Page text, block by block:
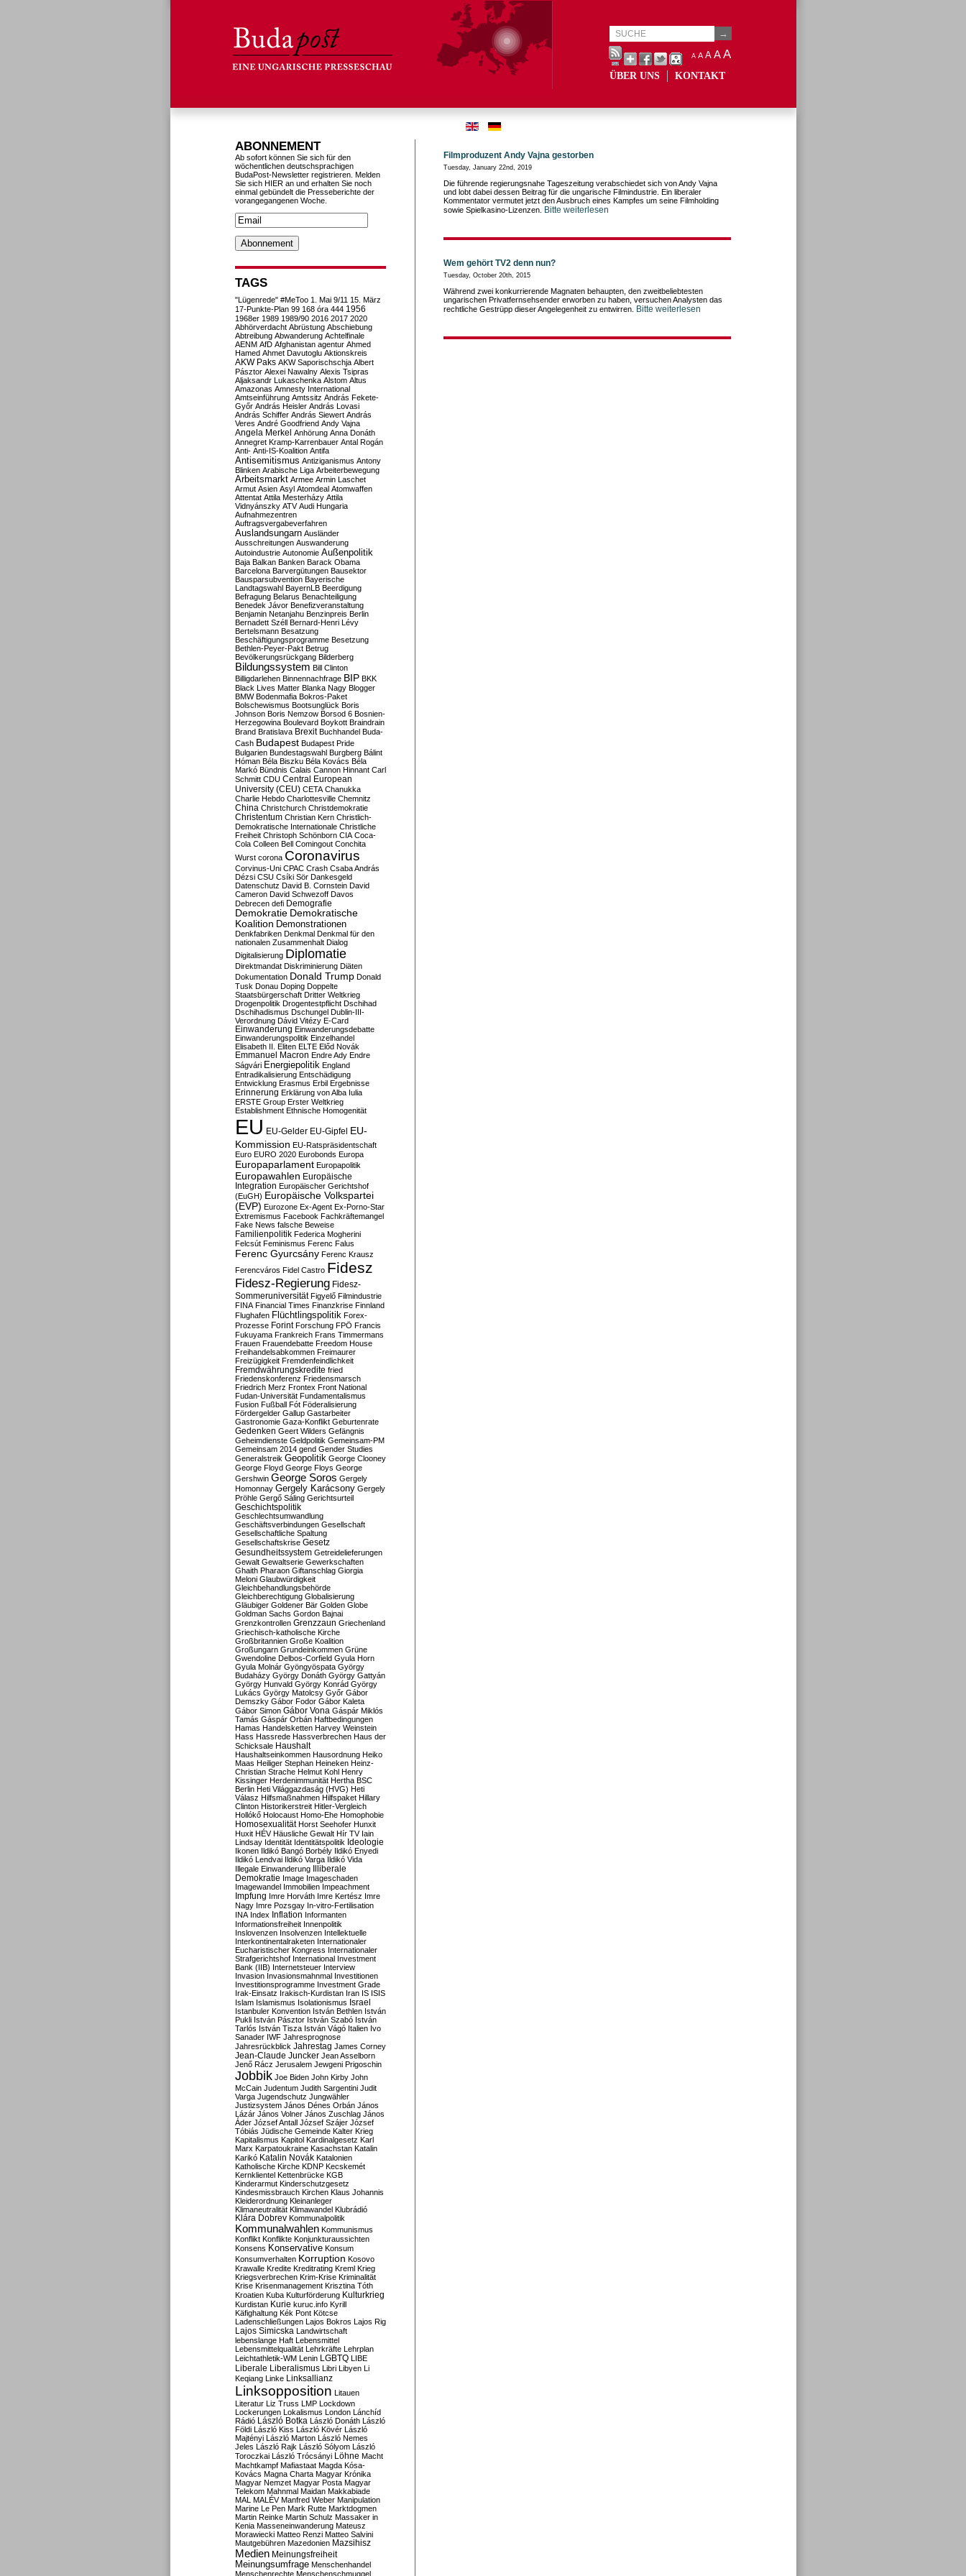
A A A AA
ÜBER UNS KONTAKT
Filmproduzent Andy Vajna gestorben
Tuesday, January 22nd, 2019
Die führende regierungsnahe Tageszeitung verabschiedet sich von Andy Vajna
und lobt dabei dessen Beitrag für die ungarische Filmindustrie. Ein liberaler
Kommentator vermutet jetzt den Ausbruch eines Kampfes um seine Filmholding
sowie Spielkasino-Lizenzen.
Bitte weiterlesen
Wem gehört TV2 denn nun?
Tuesday, October 20th, 2015
Während zwei konkurrierende Magnaten behaupten, den zweitbeliebtesten
ungarischen Privatfernsehsender erworben zu haben, versuchen Analysten das
rechtliche Gestrüpp dieser Angelegenheit zu entwirren.
Bitte weiterlesen
ABONNEMENT
Ab sofort können Sie sich für den
wöchentlichen deutschsprachigen
BudaPost-Newsletter registrieren. Melden
Sie sich HIER an und erhalten Sie noch
einmal gebündelt die Presseberichte der
vorangegangenen Woche.
TAGS
"Lügenrede" #MeToo 1. Mai 9/11 15. März
17-Punkte-Plan 99 168 óra 444 1956
1968er 1989 1989/90 2016 2017 2020
Abhörverdacht Abrüstung Abschiebung
Abtreibung Abwanderung Achtelfinale
AENM AfD Afghanistan agentur Ahmed
Hamed Ahmet Davutoglu Aktionskreis
AKW Paks AKW Saporischschja Albert
Pásztor Alexei Nawalny Alexis Tsipras
Aljaksandr Lukaschenka Alstom Altus
Amazonas Amnesty International
Amtseinführung Amtssitz András Fekete-
Győr András Heisler András Lovasi
András Schiffer András Siewert András
Veres André Goodfriend Andy Vajna
Angela Merkel Anhörung Anna Donáth
Annegret Kramp-Karrenbauer Antal Rogán
Anti- Anti-IS-Koalition Antifa
Antisemitismus Antiziganismus Antony
Blinken Arabische Liga Arbeiterbewegung
Arbeitsmarkt Armee Armin Laschet
Armut Asien Asyl Atomdeal Atomwaffen
Attentat Attila Mesterházy Attila
Vidnyánszky ATV Audi Hungaria
Aufnahmezentren
Auftragsvergabeverfahren
Auslandsungarn Ausländer
Ausschreitungen Auswanderung
Autoindustrie Autonomie Außenpolitik
Baja Balkan Banken Barack Obama
Barcelona Barvergütungen Bausektor
Bausparsubvention Bayerische
Landtagswahl BayernLB Beerdigung
Befragung Belarus Benachteiligung
Benedek Jávor Benefizveranstaltung
Benjamin Netanjahu Benzinpreis Berlin
Bernadett Széll Bernard-Henri Lévy
Bertelsmann Besatzung
Beschäftigungsprogramme Besetzung
Bethlen-Peyer-Pakt Betrug
Bevölkerungsrückgang Bilderberg
Bildungssystem Bill Clinton
Billigdarlehen Binnennachfrage BIP BKK
Black Lives Matter Blanka Nagy Blogger
BMW Bodenmafia Bokros-Paket
Bolschewismus Bootsunglück Boris
Johnson Boris Nemzow Borsod 6 Bosnien-
Herzegowina Boulevard Boykott Braindrain
Brand Bratislava Brexit Buchhandel Buda-
Cash Budapest Budapest Pride
Bulgarien Bundestagswahl Burgberg Bálint
Hóman Béla Biszku Béla Kovács Béla
Markó Bündnis Calais Cannon Hinnant Carl
Schmitt CDU Central European
University (CEU) CETA Chanukka
Charlie Hebdo Charlottesville Chemnitz
China Christchurch Christdemokratie
Christentum Christian Kern Christlich-
Demokratische Internationale Christliche
Freiheit Christoph Schönborn CIA Coca-
Cola Colleen Bell Comingout Conchita
Wurst corona Coronavirus
Corvinus-Uni CPAC Crash Csaba András
Dézsi CSU Csíki Sör Dankesgeld
Datenschutz David B. Cornstein David
Cameron David Schwezoff Davos
Debrecen defi Demografie
Demokratie Demokratische
Koalition Demonstrationen
Denkfabriken Denkmal Denkmal für den
nationalen Zusammenhalt Dialog
Digitalisierung Diplomatie
Direktmandat Diskriminierung Diäten
Dokumentation Donald Trump Donald
Tusk Donau Doping Doppelte
Staatsbürgerschaft Dritter Weltkrieg
Drogenpolitik Drogentestpflicht Dschihad
Dschihadismus Dschungel Dublin-III-
Verordnung Dávid Vitézy E-Card
Einwanderung Einwanderungsdebatte
Einwanderungspolitik Einzelhandel
Elisabeth II. Eliten ELTE Előd Novák
Emmanuel Macron Endre Ady Endre
Ságvári Energiepolitik England
Entradikalisierung Entschädigung
Entwicklung Erasmus Erbil Ergebnisse
Erinnerung Erklärung von Alba Iulia
ERSTE Group Erster Weltkrieg
Establishment Ethnische Homogenität
EU EU-Gelder EU-Gipfel EU-
Kommission EU-Ratspräsidentschaft
Euro EURO 2020 Eurobonds Europa
Europaparlament Europapolitik
Europawahlen Europäische
Integration Europäischer Gerichtshof
(EuGH) Europäische Volkspartei
(EVP) Eurozone Ex-Agent Ex-Porno-Star
Extremismus Facebook Fachkräftemangel
Fake News falsche Beweise
Familienpolitik Federica Mogherini
Felcsút Feminismus Ferenc Falus
Ferenc Gyurcsány Ferenc Krausz
Ferencváros Fidel Castro Fidesz
Fidesz-Regierung Fidesz-
Sommeruniversität Figyelő Filmindustrie
FINA Financial Times Finanzkrise Finnland
Flughafen Flüchtlingspolitik Forex-
Prozesse Forint Forschung FPÖ Francis
Fukuyama Frankreich Frans Timmermans
Frauen Frauendebatte Freedom House
Freihandelsabkommen Freimaurer
Freizügigkeit Fremdenfeindlichkeit
Fremdwährungskredite fried
Friedenskonferenz Friedensmarsch
Friedrich Merz Frontex Front National
Fudan-Universität Fundamentalismus
Fusion Fußball Fót Föderalisierung
Fördergelder Gallup Gastarbeiter
Gastronomie Gaza-Konflikt Geburtenrate
Gedenken Geert Wilders Gefängnis
Geheimdienste Geldpolitik Gemeinsam-PM
Gemeinsam 2014 gend Gender Studies
Generalstreik Geopolitik George Clooney
George Floyd George Floys George
Gershwin George Soros Gergely
Homonnay Gergely Karácsony Gergely
Pröhle Gergő Sáling Gerichtsurteil
Geschichtspolitik
Geschlechtsumwandlung
Geschäftsverbindungen Gesellschaft
Gesellschaftliche Spaltung
Gesellschaftskrise Gesetz
Gesundheitssystem Getreidelieferungen
Gewalt Gewaltserie Gewerkschaften
Ghaith Pharaon Giftanschlag Giorgia
Meloni Glaubwürdigkeit
Gleichbehandlungsbehörde
Gleichberechtigung Globalisierung
Gläubiger Goldener Bär Golden Globe
Goldman Sachs Gordon Bajnai
Grenzkontrollen Grenzzaun Griechenland
Griechisch-katholische Kirche
Großbritannien Große Koalition
Großungarn Grundeinkommen Grüne
Gwendoline Delbos-Corfield Gyula Horn
Gyula Molnár Gyöngyöspata György
Budaházy György Donáth György Gattyán
György Hunvald György Konrád György
Lukács György Matolcsy Győr Gábor
Demszky Gábor Fodor Gábor Kaleta
Gábor Simon Gábor Vona Gáspár Miklós
Tamás Gáspár Orbán Haftbedingungen
Hamas Handelsketten Harvey Weinstein
Hass Hassrede Hassverbrechen Haus der
Schicksale Haushalt
Haushaltseinkommen Hausordnung Heiko
Maas Heiliger Stephan Heineken Heinz-
Christian Strache Helmut Kohl Henry
Kissinger Herdenimmunität Hertha BSC
Berlin Heti Világgazdaság (HVG) Heti
Válasz Hilfsmaßnahmen Hilfspaket Hillary
Clinton Historikerstreit Hitler-Vergleich
Hollókő Holocaust Homo-Ehe Homophobie
Homosexualität Horst Seehofer Hunxit
Huxit HÉV Häusliche Gewalt Hír TV Iain
Lindsay Identität Identitätspolitik Ideologie
Ikonen Ildikó Bangó Borbély Ildikó Enyedi
Ildikó Lendvai Ildikó Varga Ildikó Vida
Illegale Einwanderung Illiberale
Demokratie Image Imageschaden
Imagewandel Immobilien Impeachment
Impfung Imre Horváth Imre Kertész Imre
Nagy Imre Pozsgay In-vitro-Fertilisation
INA Index Inflation Informanten
Informationsfreiheit Innenpolitik
Inslovenzen Insolvenzen Intellektuelle
Interkontinentalraketen Internationaler
Eucharistischer Kongress Internationaler
Strafgerichtshof International Investment
Bank (IIB) Internetsteuer Interview
Invasion Invasionsmahnmal Investitionen
Investitionsprogramme Investment Grade
Irak-Einsatz Irakisch-Kurdistan Iran IS ISIS
Islam Islamismus Isolationismus Israel
Istanbuler Konvention István Bethlen István
Pukli István Pásztor István Szabó István
Tarlós István Tisza István Vágó Italien Ivo
Sanader IWF Jahresprognose
Jahresrückblick Jahrestag James Corney
Jean-Claude Juncker Jean Asselborn
Jenő Rácz Jerusalem Jewgeni Prigoschin
Jobbik Joe Biden John Kirby John
McCain Judentum Judith Sargentini Judit
Varga Jugendschutz Jungwähler
Justizsystem János Dénes Orbán János
Lázár János Volner János Zuschlag János
Áder József Antall József Szájer József
Tóbiás Jüdische Gemeinde Kalter Krieg
Kapitalismus Kapitol Kardinalgesetz Karl
Marx Karpatoukraine Kasachstan Katalin
Karikó Katalin Novák Katalonien
Katholische Kirche KDNP Kecskemét
Kernklientel Kettenbrücke KGB
Kinderarmut Kinderschutzgesetz
Kindesmissbrauch Kirchen Klaus Johannis
Kleiderordnung Kleinanleger
Klimaneutralität Klimawandel Klubrádió
Klára Dobrev Kommunalpolitik
Kommunalwahlen Kommunismus
Konflikt Konflikte Konjunkturaussichten
Konsens Konservative Konsum
Konsumverhalten Korruption Kosovo
Krawalle Kredite Kreditrating Kreml Krieg
Kriegsverbrechen Krim-Krise Kriminalität
Krise Krisenmanagement Krisztina Tóth
Kroatien Kuba Kulturförderung Kulturkrieg
Kurdistan Kurie kuruc.info Kyrill
Käfighaltung Kék Pont Kötcse
Ladenschließungen Lajos Bokros Lajos Rig
Lajos Simicska Landwirtschaft
lebenslange Haft Lebensmittel
Lebensmittelqualität Lehrkräfte Lehrplan
Leichtathletik-WM Lenin LGBTQ LIBE
Liberale Liberalismus Libri Libyen Li
Keqiang Linke Linksallianz
Linksopposition Litauen
Literatur Liz Truss LMP Lockdown
Lockerungen Lokalismus London Lánchíd
Rádió
László Botka László Donáth László
Földi László Kiss László Kövér László
Majtényi László Marton László Nemes
Jeles László Rajk László Sólyom László
Toroczkai László Trócsányi Löhne Macht
Machtkampf Mafiastaat Magda Kósa-
Kovács Magna Charta Magyar Krónika
Magyar Nemzet Magyar Posta Magyar
Telekom Mahnmal Maidan Makkabiade
MAL MALÉV Manfred Weber Manipulation
Marine Le Pen Mark Rutte Marktdogmen
Martin Reinke Martin Schulz Massaker in
Kenia Masseneinwanderung Mateusz
Morawiecki Matteo Renzi Matteo Salvini
Mautgebühren Mazedonien Mazsihisz
Medien Meinungsfreiheit
Meinungsumfrage Menschenhandel
Menschenrechte Menschenschmuggel